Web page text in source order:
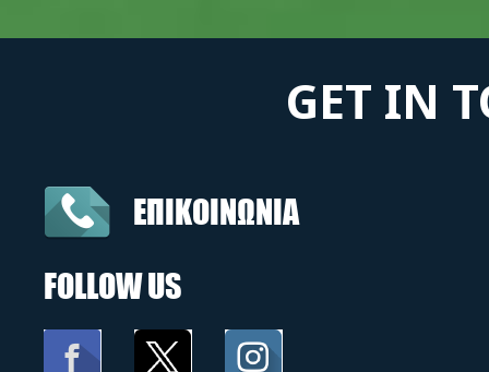
GET IN
ΕΠΙΚΟΙΝΩΝΙΑ
FOLLOW US